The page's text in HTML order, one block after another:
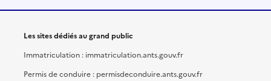
Les sites dédiés au grand public
Immatriculation : immatriculation.ants.gouv.fr
Permis de conduire : permisdeconduire.ants.gouv.fr